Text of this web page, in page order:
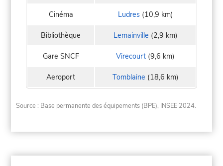
Cinéma Ludres(10,9 km)
Bibliothèque Lemainville (2,9 km)
Gare SNCF Virecourt (9,6 km)
Aeroport Tomblaine (18,6 km)
Source : Base permanente des équipements (BPE), INSEE 2024.